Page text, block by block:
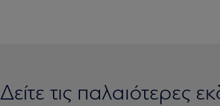
Δείτε τις παλαιότερες